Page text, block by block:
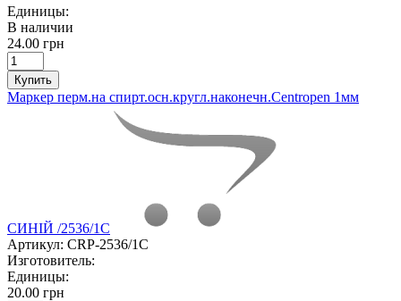
Единицы:
В наличии
24.00 грн
Купить
Маркер перм.на спирт.осн.кругл.наконечн.Centropen 1мм
СИНІЙ /2536/1C
Артикул: CRP-2536/1C
Изготовитель:
Единицы:
20.00 грн